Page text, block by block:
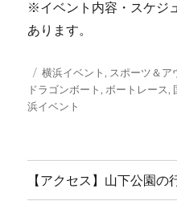
※イベント内容・スケジ
あります。
投
稿
日:
カ
テ
ゴ
横浜イベント, スポーツ＆ア
ドラゴンボート,ボートレース,
浜イベント
【アクセス】山下公園の